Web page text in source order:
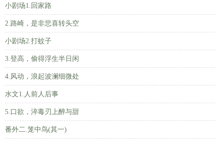
小剧场1.回家路
2.路崎，是非悲喜转头空
小剧场2.打蚊子
3.登高，偷得浮生半日闲
4.风动，浪起波澜细微处
水文1.人前人后事
5.口欲，淬毒刃上醉与甜
番外二.笼中鸟(其一)